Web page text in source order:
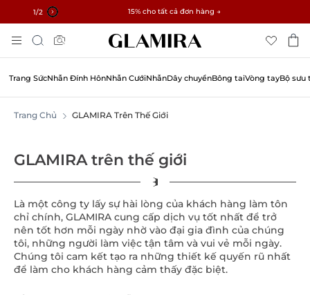
2/2 15% cho tất cả đơn hàng →
✓ Hoàn trả trong 60 ngày ✓ Miễn phí thay đổi kích thước
Đến
Nội
Tìm
Trang SứcNhẫn Đính HônNhẫn CướiNhẫnDây chuyềnBông taiVòng tayBộ sưu
Trang Chủ GLAMIRA Trên Thế Giới
GLAMIRA trên thế giới
Là một công ty lấy sự hài lòng của khách hàng làm tôn
chỉ chính, GLAMIRA cung cấp dịch vụ tốt nhất để trở
nên tốt hơn mỗi ngày nhờ vào đại gia đình của chúng
tôi, những người làm việc tận tâm và vui vẻ mỗi ngày.
Chúng tôi cam kết tạo ra những thiết kế quyến rũ nhất
để làm cho khách hàng cảm thấy đặc biệt.